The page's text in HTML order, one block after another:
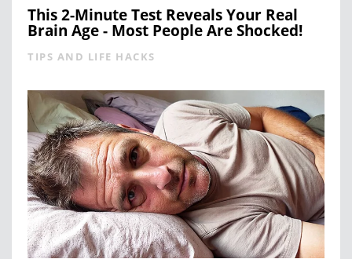
This 2-Minute Test Reveals Your Real
Brain Age - Most People Are Shocked!
TIPS AND LIFE HACKS